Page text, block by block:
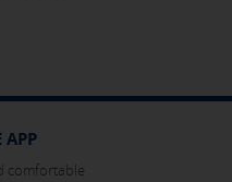
APP
comfortable